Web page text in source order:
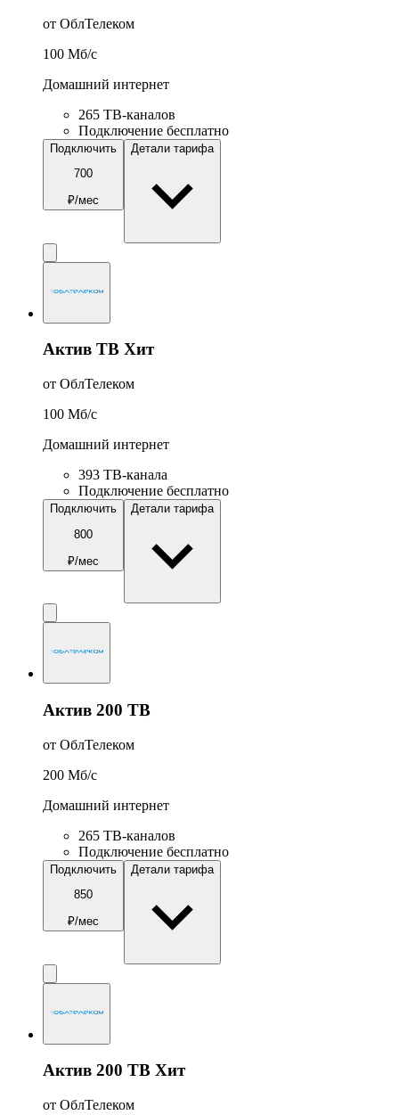
от ОблТелеком
100 Мб/c
Домашний интернет
265 ТВ-каналов
Подключение бесплатно
Подключить
700
₽/мес
Детали тарифа
Актив ТВ Хит
от ОблТелеком
100 Мб/c
Домашний интернет
393 ТВ-канала
Подключение бесплатно
Подключить
800
₽/мес
Детали тарифа
Актив 200 ТВ
от ОблТелеком
200 Мб/c
Домашний интернет
265 ТВ-каналов
Подключение бесплатно
Подключить
850
₽/мес
Детали тарифа
Актив 200 ТВ Хит
от ОблТелеком